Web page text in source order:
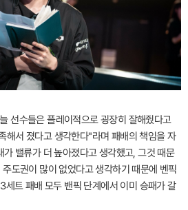
선수들은 플레이적으로 굉장히 잘해줬다고
해서 졌다고 생각한다"라며 패배의 책임을 자
밸류가 더 높아졌다고 생각했고, 그것 때문
도권이 많이 없었다고 생각하기 때문에 벤픽
세트 패배 모두 밴픽 단계에서 이미 승패가 갈